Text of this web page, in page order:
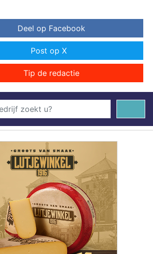
Deel op Facebook
Post op X
Tip de redactie